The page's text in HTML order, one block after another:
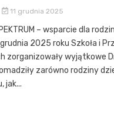
11 grudnia 2025
– wsparcie dla
2025 roku Szkoła i
zorganizowały wyjątkowe
zarówno rodziny
jak...